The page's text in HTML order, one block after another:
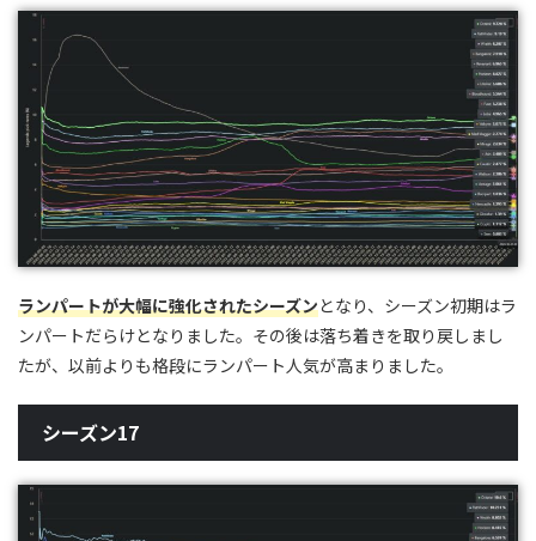
ランパートが大幅に強化されたシーズンとなり、シーズン初期はラ
ンパートだらけとなりました。その後は落ち着きを取り戻しまし
たが、以前よりも格段にランパート人気が高まりました。
シーズン17